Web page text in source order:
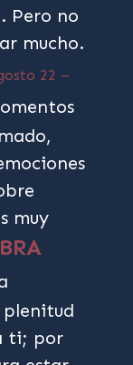
Pero no
mucho.
22 –
muy
plenitud
ti; por